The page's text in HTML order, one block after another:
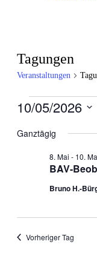
Tagungen
Veranstaltungen
10.
10/05/2026
wählen.
Ganztägig
BAV-
8. Mai - 10.
Bruno H.-
Vorheriger Tag